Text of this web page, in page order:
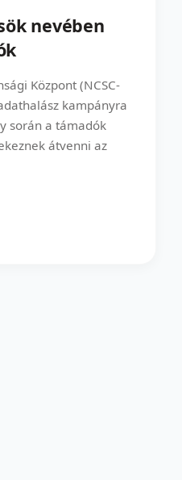
nevében
Központ (NCSC-
kampányra
során a támadók
átvenni az